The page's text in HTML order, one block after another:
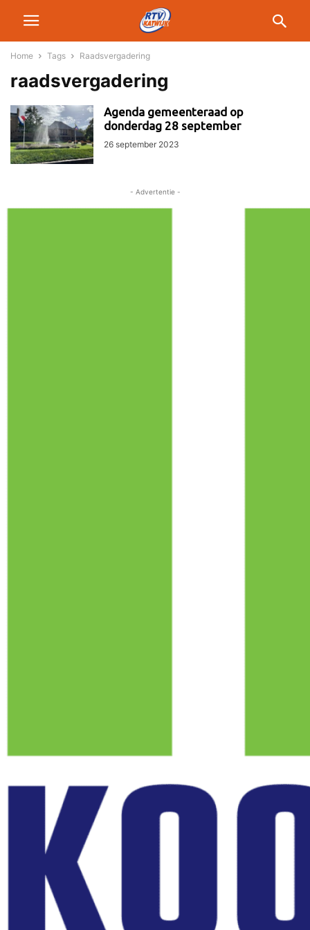
Home Tags Raadsvergadering
raadsvergadering
Agenda gemeenteraad op
donderdag 28 september
26 september 2023
- Advertentie -